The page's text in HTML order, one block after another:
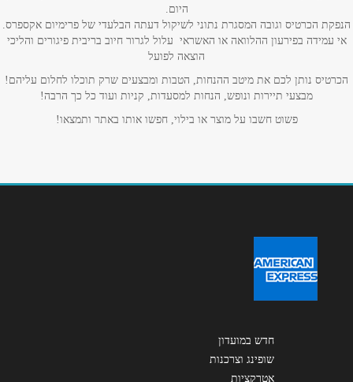
טלפון*
אימייל
נושא*
הודעה*
היום.
הנפקת הכרטיס וגובה המסגרת נתוני לשיקול דעתה הבלעדי של פרימיום אקספרס.
אי עמידה בפירעון ההלוואה או האשראי עלול לגרור חיוב בריבית פיגורים והליכי
הוצאה לפועל
הכרטיס נותן לכם את מיטב ההנחות, הטבות ומבצעים שרק תוכלו לחלום עליהם!
מבצעי תיירות ונופש, הנחות למסעדות, קניות ועוד כל כך הרבה!
פשוט חשבו על מוצר או בילוי, חפשו אותו באתר ותמצאו!
חדש במועדון
שופינג וצרכנות
אטרקציות